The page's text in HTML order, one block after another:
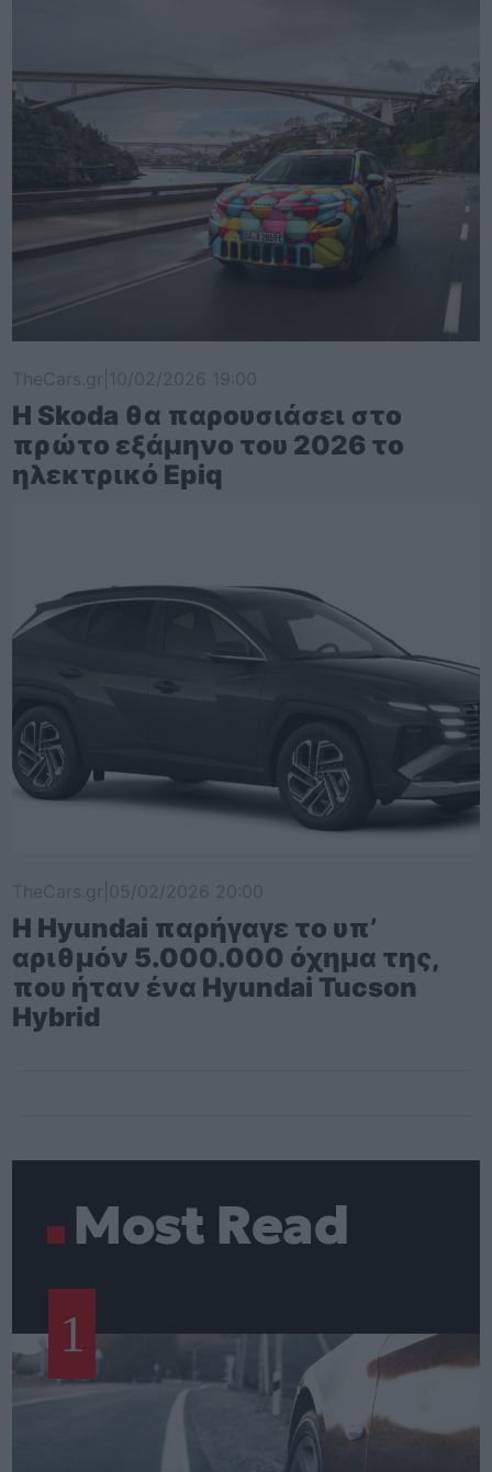
Η Skoda θα παρουσιάσει στο
πρώτο εξάμηνο του 2026 το
ηλεκτρικό Epiq
Η Hyundai παρήγαγε το υπ’
αριθμόν 5.000.000 όχημα της,
που ήταν ένα Hyundai Tucson
Hybrid
Most Read
1